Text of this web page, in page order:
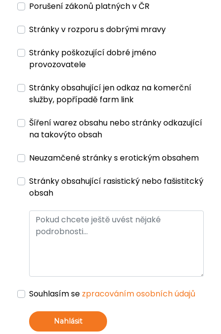
Porušení zákonů platných v ČR
Stránky v rozporu s dobrými mravy
Stránky poškozující dobré jméno
provozovatele
Stránky obsahující jen odkaz na komerční
služby, popřípadě farm link
Šíření warez obsahu nebo stránky odkazující
na takovýto obsah
Neuzamčené stránky s erotickým obsahem
Stránky obsahující rasistický nebo fašistitcký
obsah
Souhlasím se zpracováním osobních údajů
Nahlásit